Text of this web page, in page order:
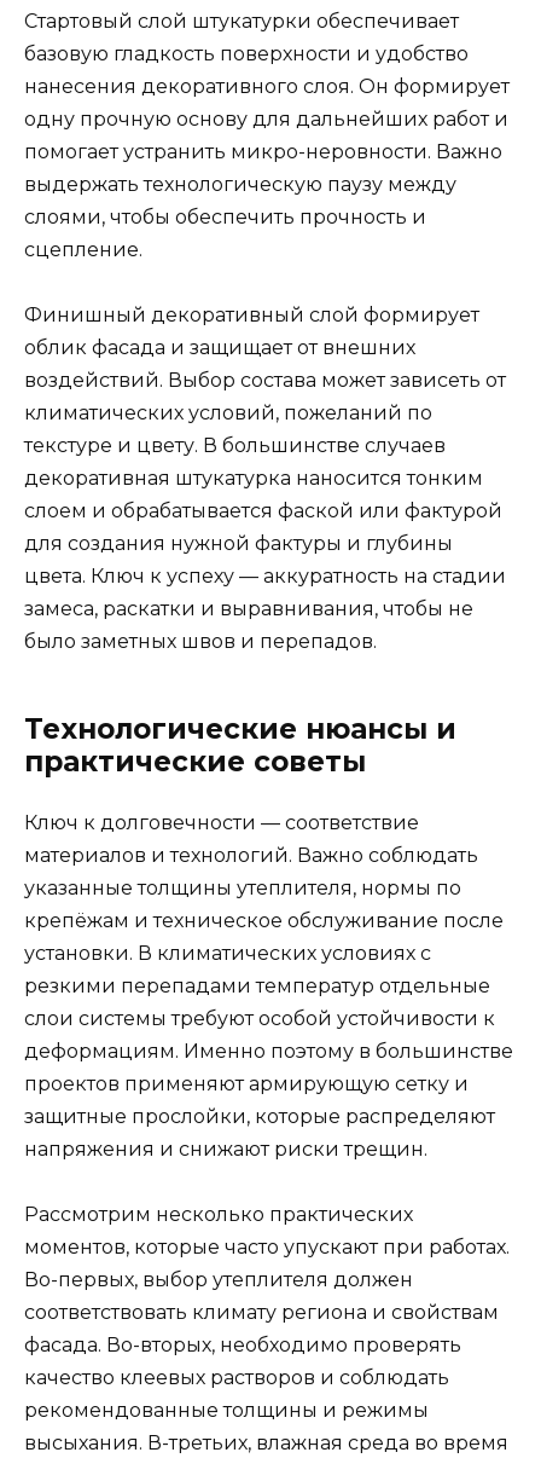
Стартовый слой штукатурки обеспечивает
базовую гладкость поверхности и удобство
нанесения декоративного слоя. Он формирует
одну прочную основу для дальнейших работ и
помогает устранить микро-неровности. Важно
выдержать технологическую паузу между
слоями, чтобы обеспечить прочность и
сцепление.
Финишный декоративный слой формирует
облик фасада и защищает от внешних
воздействий. Выбор состава может зависеть от
климатических условий, пожеланий по
текстуре и цвету. В большинстве случаев
декоративная штукатурка наносится тонким
слоем и обрабатывается фаской или фактурой
для создания нужной фактуры и глубины
цвета. Ключ к успеху — аккуратность на стадии
замеса, раскатки и выравнивания, чтобы не
было заметных швов и перепадов.
Технологические нюансы и
практические советы
Ключ к долговечности — соответствие
материалов и технологий. Важно соблюдать
указанные толщины утеплителя, нормы по
крепёжам и техническое обслуживание после
установки. В климатических условиях с
резкими перепадами температур отдельные
слои системы требуют особой устойчивости к
деформациям. Именно поэтому в большинстве
проектов применяют армирующую сетку и
защитные прослойки, которые распределяют
напряжения и снижают риски трещин.
Рассмотрим несколько практических
моментов, которые часто упускают при работах.
Во-первых, выбор утеплителя должен
соответствовать климату региона и свойствам
фасада. Во-вторых, необходимо проверять
качество клеевых растворов и соблюдать
рекомендованные толщины и режимы
высыхания. В-третьих, влажная среда во время